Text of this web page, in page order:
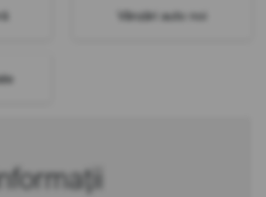
Vânzări auto noi